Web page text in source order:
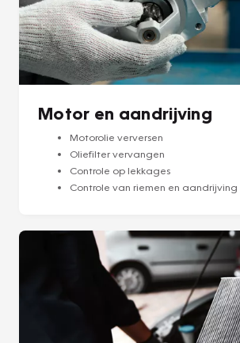
Motor en aandrijving
Motorolie verversen
Oliefilter vervangen
Controle op lekkages
Controle van riemen en aandrijving